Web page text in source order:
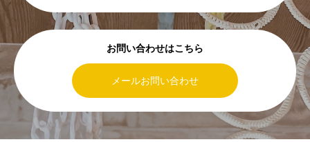
お問い合わせはこちら
メールお問い合わせ